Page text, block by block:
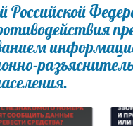
Российской